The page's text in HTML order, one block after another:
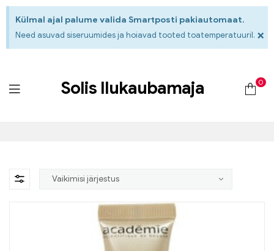
Külmal ajal palume valida Smartposti pakiautomaat.
Need asuvad siseruumides ja hoiavad tooted toatemperatuuril. ×
Solis Ilukaubamaja 0